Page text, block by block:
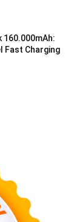
160.000mAh:
Fast Charging